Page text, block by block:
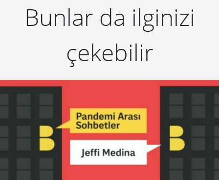
Bunlar da ilginizi
çekebilir